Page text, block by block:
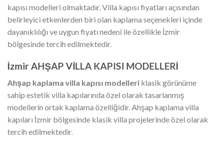
kapısı modelleri olmaktadır. Villa kapısı fiyatları açısından
belirleyici etkenlerden biri olan kaplama seçenekleri içinde
dayanıklılığı ve uygun fiyatı nedeni ile özellikle İzmir
bölgesinde tercih edilmektedir.
İzmir AHŞAP VİLLA KAPISI MODELLERİ
Ahşap kaplama villa kapısı modelleri klasik görünüme
sahip estetik villa kapılarında özel olarak tasarlanmış
modellerin ortak kaplama özelliğidir. Ahşap kaplama villa
kapıları İzmir bölgesinde klasik villa projelerinde özel olarak
tercih edilmektedir.